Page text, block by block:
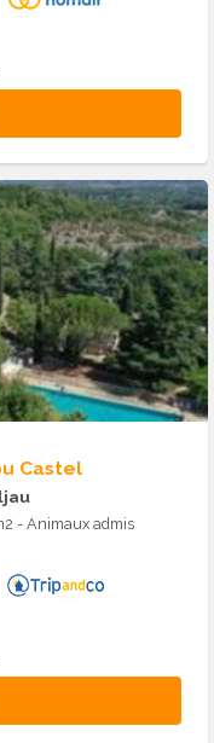
Castel
- Animaux admis